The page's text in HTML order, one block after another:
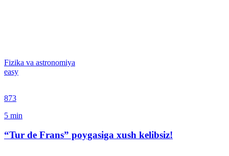
Fizika va astronomiya
easy
873
5 min
“Tur de Frans” poygasiga xush kelibsiz!